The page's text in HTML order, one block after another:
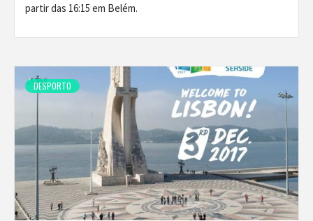
partir das 16:15 em Belém.
DESPORTO